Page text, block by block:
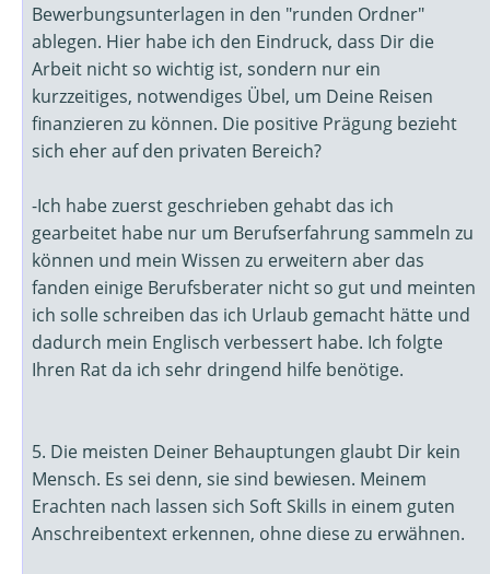
Bewerbungsunterlagen in den "runden Ordner"
ablegen. Hier habe ich den Eindruck, dass Dir die
Arbeit nicht so wichtig ist, sondern nur ein
kurzzeitiges, notwendiges Übel, um Deine Reisen
finanzieren zu können. Die positive Prägung bezieht
sich eher auf den privaten Bereich?
-Ich habe zuerst geschrieben gehabt das ich
gearbeitet habe nur um Berufserfahrung sammeln zu
können und mein Wissen zu erweitern aber das
fanden einige Berufsberater nicht so gut und meinten
ich solle schreiben das ich Urlaub gemacht hätte und
dadurch mein Englisch verbessert habe. Ich folgte
Ihren Rat da ich sehr dringend hilfe benötige.
5. Die meisten Deiner Behauptungen glaubt Dir kein
Mensch. Es sei denn, sie sind bewiesen. Meinem
Erachten nach lassen sich Soft Skills in einem guten
Anschreibentext erkennen, ohne diese zu erwähnen.